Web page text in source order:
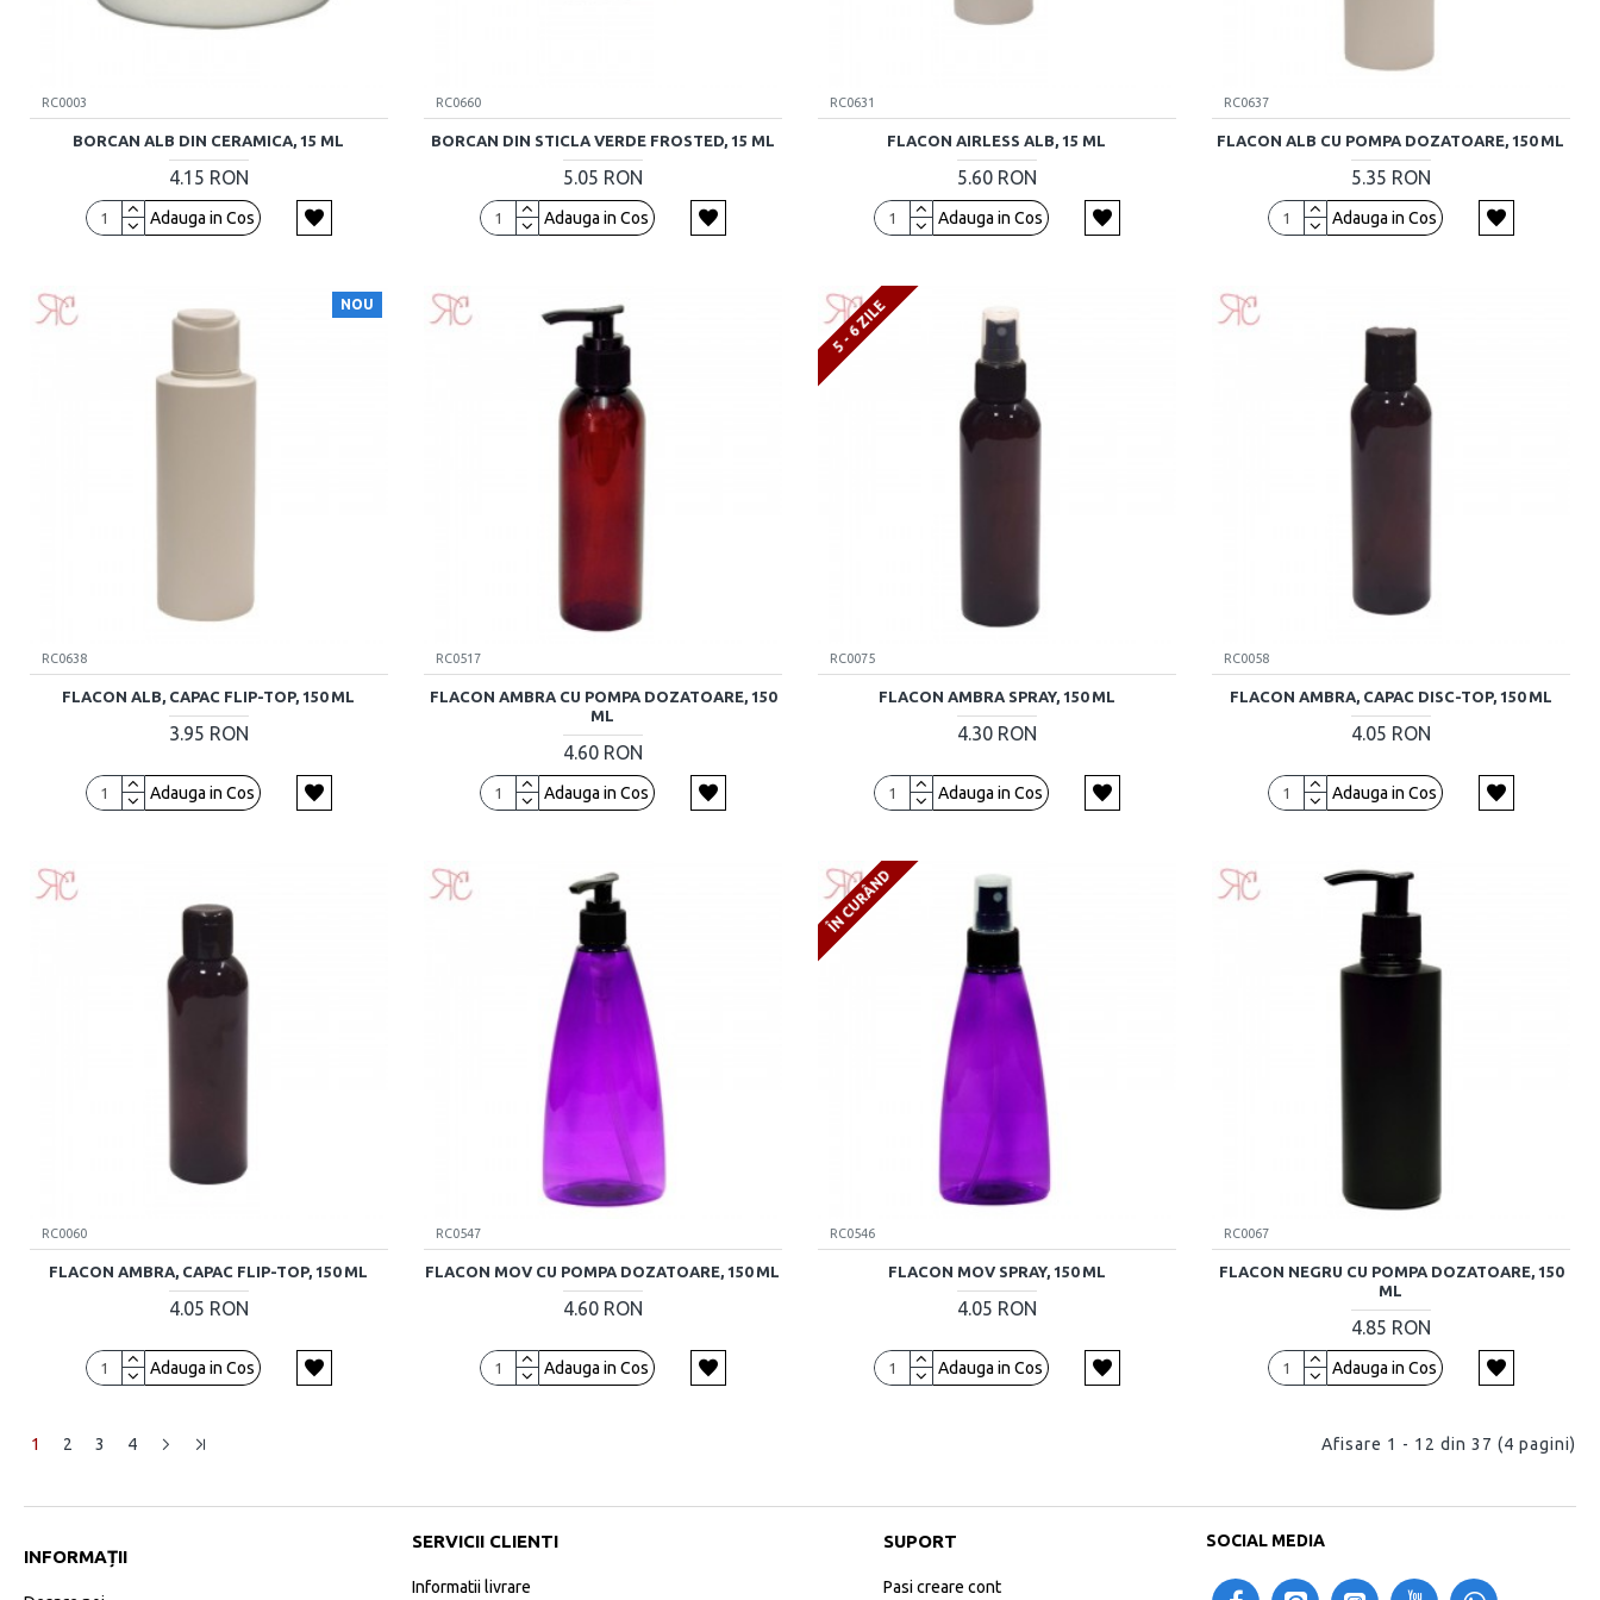
RC0003
BORCAN ALB DIN CERAMICA, 15 ML
4.15 RON
Adauga in Cos
RC0660
BORCAN DIN STICLA VERDE FROSTED, 15 ML
5.05 RON
Adauga in Cos
RC0631
FLACON AIRLESS ALB, 15 ML
5.60 RON
Adauga in Cos
RC0637
FLACON ALB CU POMPA DOZATOARE, 150 ML
5.35 RON
Adauga in Cos
NOU
RC0638
FLACON ALB, CAPAC FLIP-TOP, 150 ML
3.95 RON
Adauga in Cos
RC0517
FLACON AMBRA CU POMPA DOZATOARE, 150
ML
4.60 RON
Adauga in Cos
5 - 6 ZILE
RC0075
FLACON AMBRA SPRAY, 150 ML
4.30 RON
Adauga in Cos
RC0058
FLACON AMBRA, CAPAC DISC-TOP, 150 ML
4.05 RON
Adauga in Cos
RC0060
FLACON AMBRA, CAPAC FLIP-TOP, 150 ML
4.05 RON
Adauga in Cos
RC0547
FLACON MOV CU POMPA DOZATOARE, 150 ML
4.60 RON
Adauga in Cos
ÎN CURÂND
RC0546
FLACON MOV SPRAY, 150 ML
4.05 RON
Adauga in Cos
RC0067
FLACON NEGRU CU POMPA DOZATOARE, 150
ML
4.85 RON
Adauga in Cos
1 2 3 4 Afisare 1 - 12 din 37 (4 pagini)
INFORMAȚII
SERVICII CLIENTI
Informatii livrare
SUPORT
Pasi creare cont
SOCIAL MEDIA